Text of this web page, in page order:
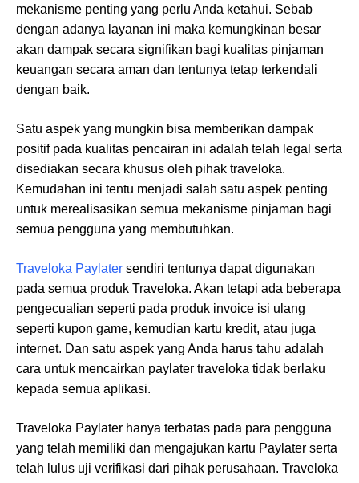
mekanisme penting yang perlu Anda ketahui. Sebab
dengan adanya layanan ini maka kemungkinan besar
akan dampak secara signifikan bagi kualitas pinjaman
keuangan secara aman dan tentunya tetap terkendali
dengan baik.
Satu aspek yang mungkin bisa memberikan dampak
positif pada kualitas pencairan ini adalah telah legal serta
disediakan secara khusus oleh pihak traveloka.
Kemudahan ini tentu menjadi salah satu aspek penting
untuk merealisasikan semua mekanisme pinjaman bagi
semua pengguna yang membutuhkan.
Traveloka Paylater sendiri tentunya dapat digunakan
pada semua produk Traveloka. Akan tetapi ada beberapa
pengecualian seperti pada produk invoice isi ulang
seperti kupon game, kemudian kartu kredit, atau juga
internet. Dan satu aspek yang Anda harus tahu adalah
cara untuk mencairkan paylater traveloka tidak berlaku
kepada semua aplikasi.
Traveloka Paylater hanya terbatas pada para pengguna
yang telah memiliki dan mengajukan kartu Paylater serta
telah lulus uji verifikasi dari pihak perusahaan. Traveloka